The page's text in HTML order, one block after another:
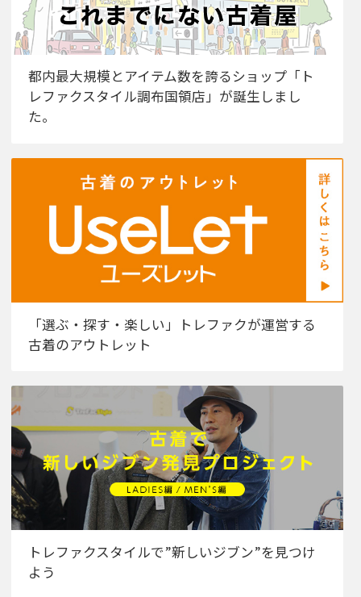
都内最大規模とアイテム数を誇るショップ「ト
レファクスタイル調布国領店」が誕生しまし
た。
「選ぶ・探す・楽しい」トレファクが運営する
古着のアウトレット
トレファクスタイルで”新しいジブン”を見つけ
よう